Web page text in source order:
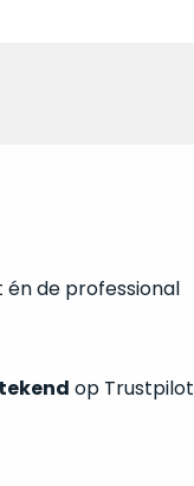
de professional
op Trustpilot